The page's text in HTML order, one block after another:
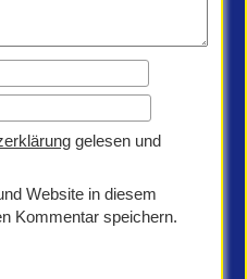
gelesen und
Website in diesem
Kommentar speichern.